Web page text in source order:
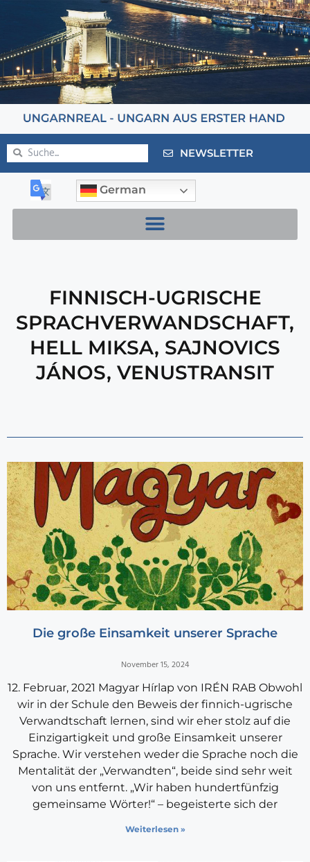
NEWSLETTER
German
FINNISCH-UGRISCHE
SPRACHVERWANDSCHAFT,
HELL MIKSA, SAJNOVICS
JÁNOS, VENUSTRANSIT
Die große Einsamkeit unserer Sprache
November 15, 2024
12. Februar, 2021 Magyar Hírlap von IRÉN RAB Obwohl
wir in der Schule den Beweis der finnich-ugrische
Verwandtschaft lernen, sind wir eher stolz auf die
Einzigartigkeit und große Einsamkeit unserer
Sprache. Wir verstehen weder die Sprache noch die
Mentalität der „Verwandten“, beide sind sehr weit
von uns entfernt. „Wir haben hundertfünfzig
gemeinsame Wörter!“ – begeisterte sich der
Weiterlesen »